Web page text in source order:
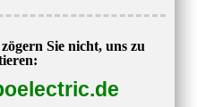
Sie nicht, uns zu